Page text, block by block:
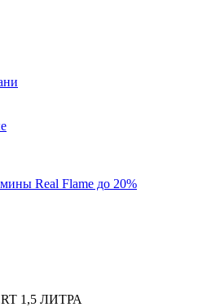
Real Flame до 20%
1,5 ЛИТРА